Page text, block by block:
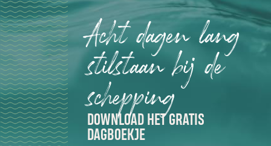
Acht dagen lang
stilstaan bij de
schepping
DOWNLOAD HET GRATIS
DAGBOEKJE